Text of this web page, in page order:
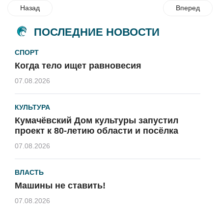
Назад Вперед
ПОСЛЕДНИЕ НОВОСТИ
СПОРТ
Когда тело ищет равновесия
07.08.2026
КУЛЬТУРА
Кумачёвский Дом культуры запустил
проект к 80-летию области и посёлка
07.08.2026
ВЛАСТЬ
Машины не ставить!
07.08.2026